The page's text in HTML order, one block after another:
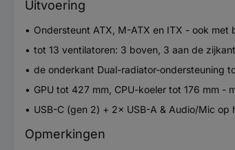
Uitvoering
Ondersteunt ATX, M-ATX en ITX - ook met
tot 13 ventilatoren: 3 boven, 3 aan de
de onderkant Dual-radiator-ondersteuning
GPU tot 427 mm, CPU-koeler tot 176 mm -
USB-C (gen 2) + 2× USB-A & Audio/Mic op
Opmerkingen